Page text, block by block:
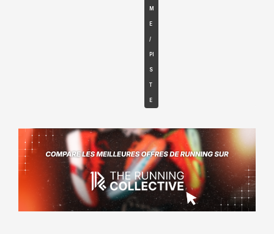
M
E
/
PI
S
T
E